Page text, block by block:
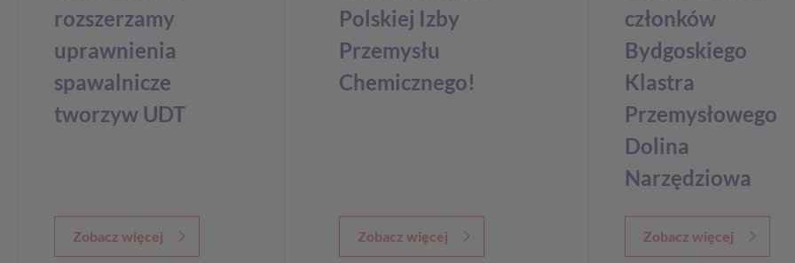
rozszerzamy
uprawnienia
spawalnicze
tworzyw UDT
Zobacz więcej
Polskiej Izby
Przemysłu
Chemicznego!
Zobacz więcej
członków
Bydgoskiego
Klastra
Przemysłowego
Dolina
Narzędziowa
Zobacz więcej